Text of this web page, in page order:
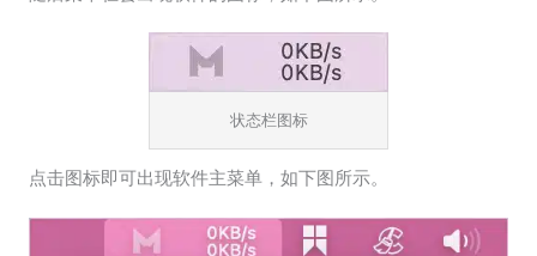
状态栏图标
点击图标即可出现软件主菜单，如下图所示。